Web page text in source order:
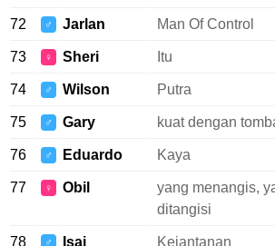
72 ♂ Jarlan Man Of Control
73 ♀ Sheri Itu
74 ♂ Wilson Putra
75 ♂ Gary kuat dengan
76 ♂ Eduardo Kaya
77 ♀ Obil
yang menangis,
ditangisi
78 ♂ Isai Kejantanan